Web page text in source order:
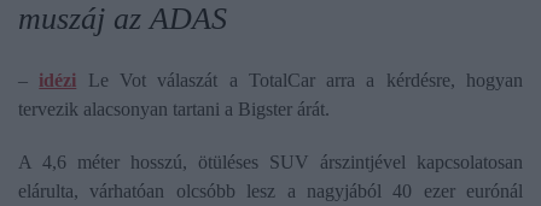
muszáj az ADAS
– idézi Le Vot válaszát a TotalCar arra a kérdésre, hogyan
tervezik alacsonyan tartani a Bigster árát.
A 4,6 méter hosszú, ötüléses SUV árszintjével kapcsolatosan
elárulta, várhatóan olcsóbb lesz a nagyjából 40 ezer eurónál